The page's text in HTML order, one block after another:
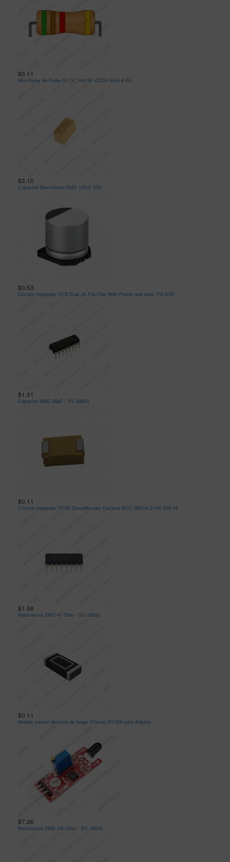
$0.11
Mini Relay de Poder 5V DC HK19F-DC5V-SHG 8 Pin
$2.10
Capacitor Electrolitico SMD 100uF 25V
$0.53
Circuito Integrado 7476 Dual JK Flip-Flop With Preset and clear (74LS76)
$1.31
Capacitor SMD 68pF - 5% (0805)
$0.11
Circuito Integrado 74145 Decodificador Decimal BCD (SN74LS145) DIP-16
$1.58
Resistencia SMD 47 Ohm - 5% (0603)
$0.11
Modulo sensor detector de fuego (Flama) KY-026 para Arduino
$7.36
Resistencia SMD 240 Ohm - 5% (0603)